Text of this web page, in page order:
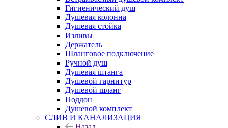
Гигиенический душ
Душевая колонна
Душевая стойка
Изливы
Держатель
Шланговое подключение
Ручной душ
Душевая штанга
Душевой гарнитур
Душевой шланг
Поддон
Душевой комплект
СЛИВ И КАНАЛИЗАЦИЯ